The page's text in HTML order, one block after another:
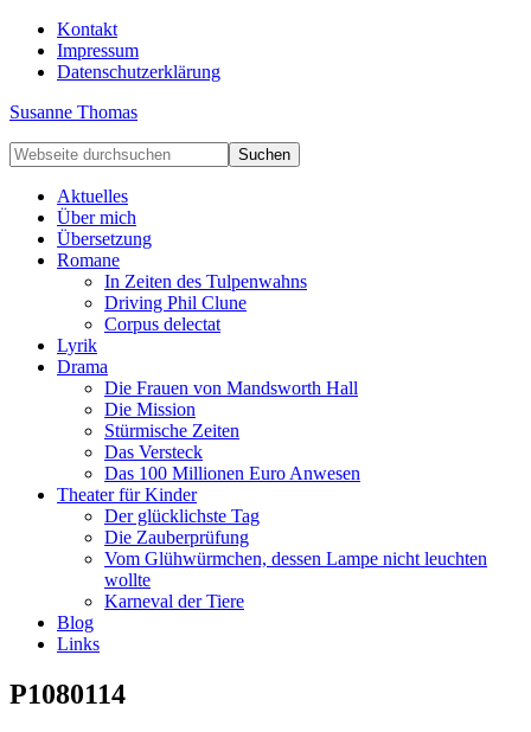
Kontakt
Impressum
Datenschutzerklärung
Susanne Thomas
Aktuelles
Über mich
Übersetzung
Romane
In Zeiten des Tulpenwahns
Driving Phil Clune
Corpus delectat
Lyrik
Drama
Die Frauen von Mandsworth Hall
Die Mission
Stürmische Zeiten
Das Versteck
Das 100 Millionen Euro Anwesen
Theater für Kinder
Der glücklichste Tag
Die Zauberprüfung
Vom Glühwürmchen, dessen Lampe nicht leuchten
wollte
Karneval der Tiere
Blog
Links
P1080114